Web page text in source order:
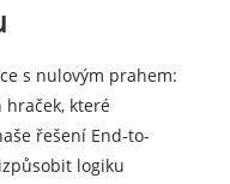
s nulovým prahem:
které
řešení End-to-
logiku